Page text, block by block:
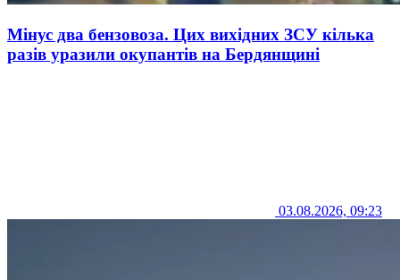
Мінус два бензовоза. Цих вихідних ЗСУ кілька
разів уразили окупантів на Бердянщині
03.08.2026, 09:23